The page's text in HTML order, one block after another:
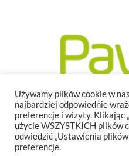
Używamy plików cookie w
najbardziej odpowiednie
preferencje i wizyty. Klikając
użycie WSZYSTKICH plików
odwiedzić „Ustawienia
preferencje.